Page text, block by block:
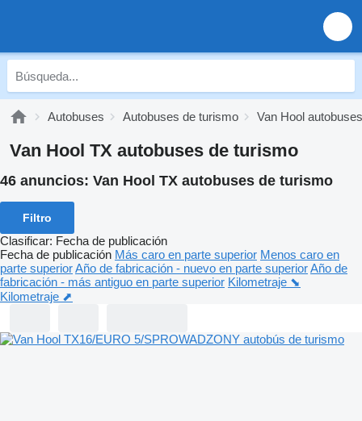
Autobuses Autobuses de turismo Van Hool
Van Hool TX autobuses de turismo
46 anuncios: Van Hool TX autobuses de turismo
Filtro
Clasificar: Fecha de publicación
Fecha de publicación Más caro en parte superior Menos caro en
parte superiorAño de fabricación - nuevo en parte superiorAño de
fabricación - más antiguo en parte superior Kilometraje ⬊
Kilometraje ⬈